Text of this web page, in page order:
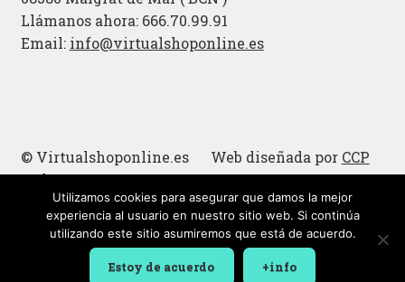
Llámanos ahora: 666.70.99.91
Email: info@virtualshoponline.es
© Virtualshoponline.es Web diseñada por CCP
Cadena
Cucharas de madera
Utilizamos cookies para asegurar que damos la mejor
experiencia al usuario en nuestro sitio web. Si continúa
utilizando este sitio asumiremos que está de acuerdo.
Estoy de acuerdo +info